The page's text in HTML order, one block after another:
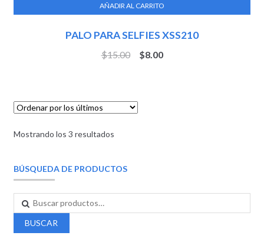
PALO PARA SELFIES XSS210
$15.00 $8.00
AÑADIR AL CARRITO
Mostrando los 3 resultados
BÚSQUEDA DE PRODUCTOS
BUSCAR